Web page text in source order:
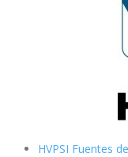
HVPSI Fuentes